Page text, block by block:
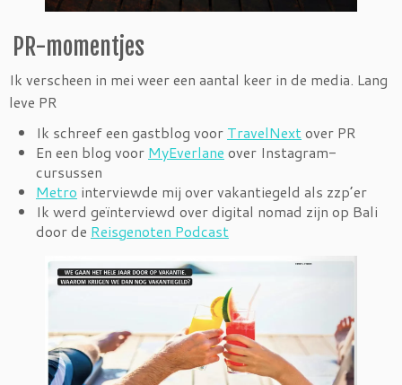
PR-momentjes
Ik verscheen in mei weer een aantal keer in de media. Lang
leve PR
Ik schreef een gastblog voor TravelNextover PR
En een blog voor MyEverlane over Instagram-
cursussen
Metro interviewde mij over vakantiegeld als zzp’er
Ik werd geïnterviewd over digital nomad zijn op Bali
door de Reisgenoten Podcast